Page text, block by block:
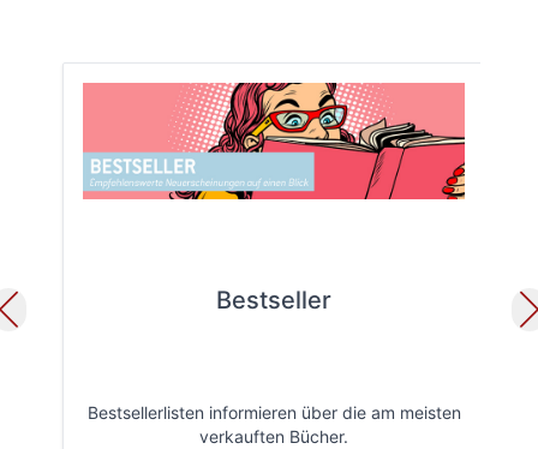
Bestseller
Bestsellerlisten informieren über die am meisten
verkauften Bücher.